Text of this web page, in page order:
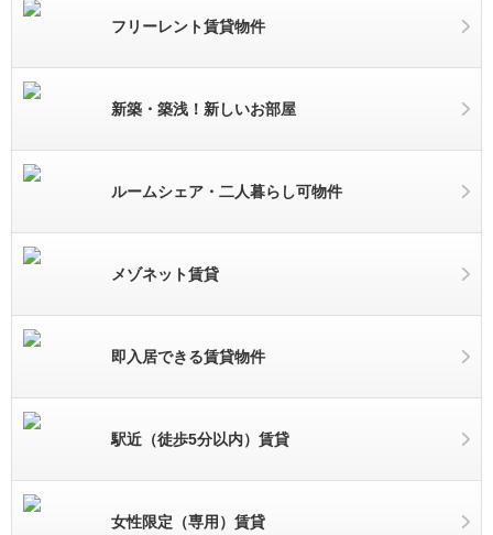
フリーレント賃貸物件
新築・築浅！新しいお部屋
ルームシェア・二人暮らし可物件
メゾネット賃貸
即入居できる賃貸物件
駅近（徒歩5分以内）賃貸
女性限定（専用）賃貸